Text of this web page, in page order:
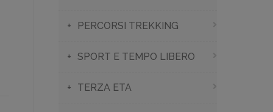
PERCORSI TREKKING
SPORT E TEMPO LIBERO
TERZA ETA